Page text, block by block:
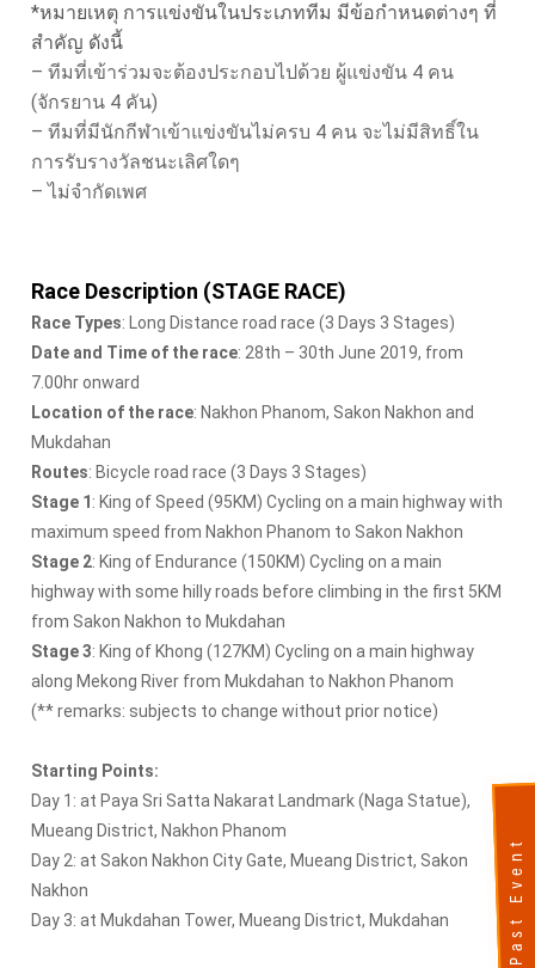
*หมายเหตุ การแข่งขันในประเภททีม มีข้อกำหนดต่างๆ ที่
สำคัญ ดังนี้
– ทีมที่เข้าร่วมจะต้องประกอบไปด้วย ผู้แข่งขัน 4 คน
(จักรยาน 4 คัน)
– ทีมที่มีนักกีฬาเข้าแข่งขันไม่ครบ 4 คน จะไม่มีสิทธิ์ใน
การรับรางวัลชนะเลิศใดๆ
– ไม่จำกัดเพศ
Race Description (STAGE RACE)
Race Types: Long Distance road race (3 Days 3 Stages)
Date and Time of the race: 28th – 30th June 2019, from
7.00hr onward
Location of the race: Nakhon Phanom, Sakon Nakhon and
Mukdahan
Routes: Bicycle road race (3 Days 3 Stages)
Stage 1 : King of Speed (95KM) Cycling on a main highway with
maximum speed from Nakhon Phanom to Sakon Nakhon
Stage 2: King of Endurance (150KM) Cycling on a main
highway with some hilly roads before climbing in the first 5KM
from Sakon Nakhon to Mukdahan
Stage 3: King of Khong (127KM) Cycling on a main highway
along Mekong River from Mukdahan to Nakhon Phanom
(** remarks: subjects to change without prior notice)
Starting Points:
Day 1: at Paya Sri Satta Nakarat Landmark (Naga Statue),
Mueang District, Nakhon Phanom
Day 2: at Sakon Nakhon City Gate, Mueang District, Sakon
Nakhon
Day 3: at Mukdahan Tower, Mueang District, Mukdahan
Past Event